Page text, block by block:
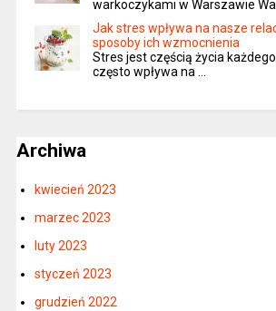
warkoczykami w Warszawie
Jak stres wpływa na nasze
sposoby ich wzmocnienia
Stres jest częścią życia
często wpływa na …
Archiwa
kwiecień 2023
marzec 2023
luty 2023
styczeń 2023
grudzień 2022